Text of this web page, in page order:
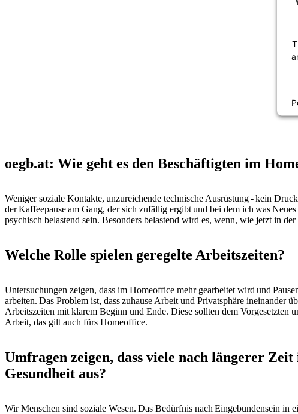
oegb.at: Wie geht es den Beschäftigten im
Weniger soziale Kontakte, unzureichende technische Ausrüstung - kein
der Kaffeepause am Gang, der sich zufällig ergibt und bei dem ich was
psychisch belastend sein. Besonders belastend wird es, wenn, wie jetzt in
Welche Rolle spielen geregelte Arbeitszeiten?
Untersuchungen zeigen, dass im Homeoffice mehr gearbeitet wird und
arbeiten. Das Problem ist, dass zuhause Arbeit und Privatsphäre ineinander
Arbeitszeiten mit klarem Beginn und Ende. Diese sollten dem Vorgesetzten
Arbeit, das gilt auch fürs Homeoffice.
Umfragen zeigen, dass viele nach längerer
Gesundheit aus?
Wir Menschen sind soziale Wesen. Das Bedürfnis nach Eingebundensein